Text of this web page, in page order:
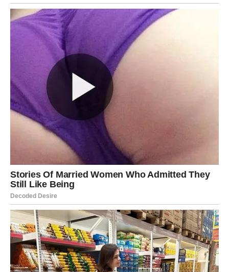
najveće sumnje
Pred vama su veoma snažni trenuci.
STRIJELAC
Vaša intuicija ovih dana govori glasnije nego ikada.
Obratite pažnju na osjećaj koji ne možete objasniti
Odgovor je već u vama
Pred vama su veoma lijepi trenuci.
JARAC
Prestanite podcjenjivati ono što ste postigli.